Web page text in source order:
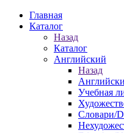
Главная
Каталог
Назад
Каталог
Английский
Назад
Учебная
Словари/